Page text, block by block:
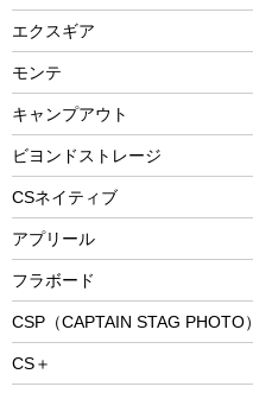
トレー
ランチョンマット
ランチボックス
エアーポンプ
ビーチテント
ウィンター
スノーシュー
防寒ウェア
トレッキング
トレッキングアクセサリー
プレイグッズ
ウェルネス
エクスギア
モンテ
キャンプアウト
ビヨンドストレージ
CSネイティブ
アプリール
フラボード
CSP（CAPTAIN STAG PHOTO）
CS＋